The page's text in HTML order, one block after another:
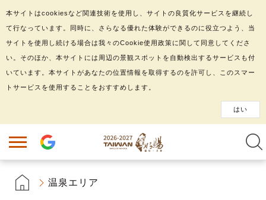
温泉エリア
本サイトはcookiesなど関連技術を使用し、サイトの良質化サービスを継続し
て行なっています。同時に、さらなる優れた体験ができるのに役立つよう、当
サイトを使用し続ける場合は我々のCookie使用政策に関して同意してくださ
い。そのほか、本サイトには周辺の景観スポットを自動検出するサービスも付
いています。本サイトがあなたの位置情報を取得するのを許可し、このスマー
トサービスを使用することをおすすめします。
はい